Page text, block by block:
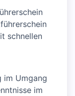
schnellen
im Umgang
im